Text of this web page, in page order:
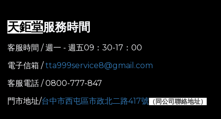
天鉅堂服務時間
客服時間 / 週一 - 週五09：30-17：00
電子信箱 /tta999service8@gmail.com
客服電話 / 0800-777-847
門市地址/台中市西屯區市政北二路417號 （ 同公司聯絡地址）